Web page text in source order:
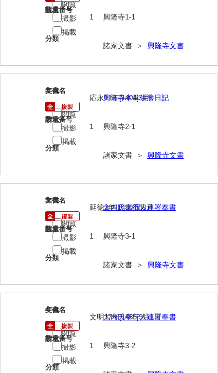
上田家文書（防府市）
上田家文書（横浜市）
上野竹逸文書
宇多田家文書
内田家文書（豊中市）
内田家文書（防府市）
内海家文書
馬屋原家文書
梅村明文書
浦家文書
惠本家文書
相木家文書
大田家文書
大谷家文書
請求番号
興隆寺1-1
分類
諸家文書 ＞ 興隆寺文書
数量
1
閲覧
撮影
掲載
2
文書名
興隆寺本堂供養日記
請求番号
興隆寺2-1
分類
諸家文書 ＞ 興隆寺文書
年代
応永11年[1404]3月
数量
1
閲覧
撮影
掲載
3
文書名
大内氏奉行人連署奉書
請求番号
興隆寺3-1
分類
諸家文書 ＞ 興隆寺文書
年代
延徳2年[1490]閏8月
数量
1
閲覧
撮影
掲載
4
文書名
大内氏奉行人連署奉書
請求番号
興隆寺3-2
分類
年代
文明17年[1485]9月1日
数量
1
閲覧
撮影
掲載